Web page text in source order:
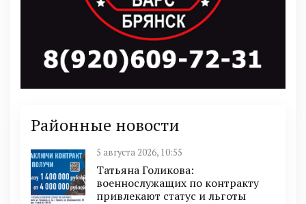
Районные новости
5 августа 2026, 10:55
Татьяна Голикова:
военнослужащих по контракту
привлекают статус и льготы